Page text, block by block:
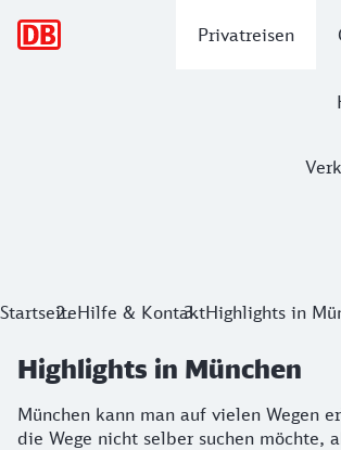
Privatreisen
StartseiteHilfe & KontaktHighlights in
Highlights in München
München kann man auf vielen Wegen
die Wege nicht selber suchen möchte,